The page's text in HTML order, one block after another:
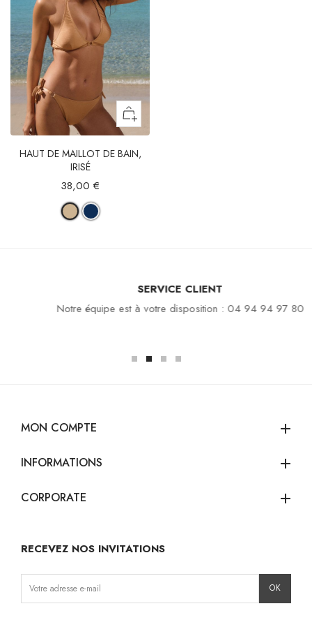
HAUT DE MAILLOT DE BAIN,
IRISÉ
38,00 €
SERVICE CLIENT
Notre équipe est à votre disposition : 04 94 94 97 80
MON COMPTE add
INFORMATIONS add
CORPORATE add
RECEVEZ NOS INVITATIONS